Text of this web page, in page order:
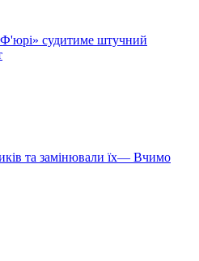
Ф'юрі» судитиме штучний
та замінювали їх— Вчимо